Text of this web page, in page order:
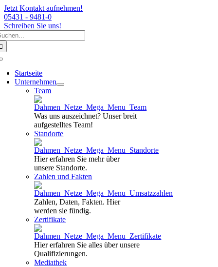
Jetzt Kontakt aufnehmen!
05431 - 9481-0
Schreiben Sie uns!
Zum
Inhalt
springen
Startseite
Unternehmen
Team
Was uns auszeichnet? Unser breit
aufgestelltes Team!
Standorte
Hier erfahren Sie mehr über
unsere Standorte.
Zahlen und Fakten
Zahlen, Daten, Fakten. Hier
werden sie fündig.
Zertifikate
Hier erfahren Sie alles über unsere
Qualifizierungen.
Mediathek